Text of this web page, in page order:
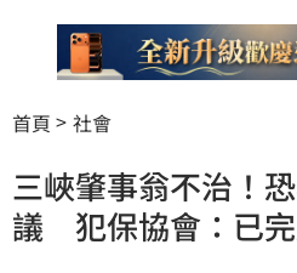
首頁 社會
三峽肇事翁不治！
議 犯保協會：已